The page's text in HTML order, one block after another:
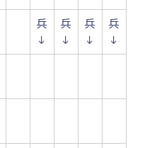
兵
↓
兵
↓
兵
↓
兵
↓